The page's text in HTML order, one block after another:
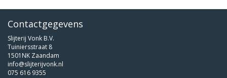
Contactgegevens
Slijterij Vonk B.V.
Tuiniersstraat 8
1501NK Zaandam
info@slijterijvonk.nl
075 616 9355